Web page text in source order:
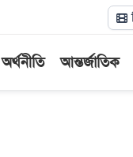
অর্থনীতি আন্তর্জাতিক